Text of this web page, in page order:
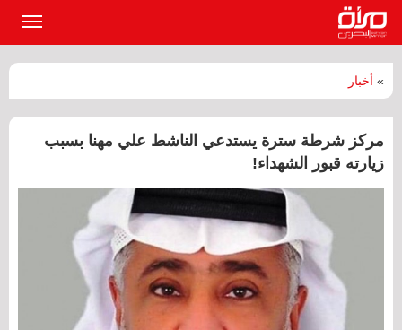
» أخبار
مركز شرطة سترة يستدعي الناشط علي مهنا بسبب
زيارته قبور الشهداء!